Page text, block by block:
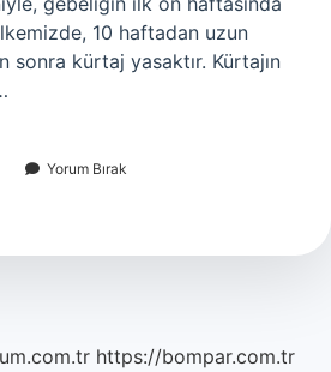
10 haftadan uzun
sonra kürtaj yasaktır. Kürtajın
Yorum Bırak
https://bompar.com.tr